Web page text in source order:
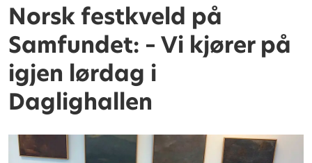
Norsk festkveld på
Samfundet: – Vi kjører på
igjen lørdag i
Daglighallen